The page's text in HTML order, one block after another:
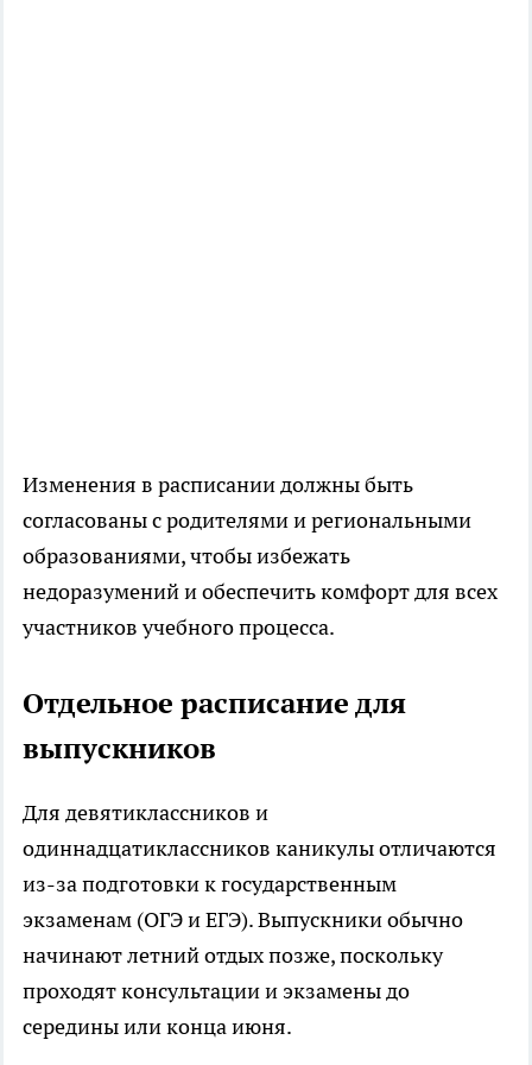
Изменения в расписании должны быть
согласованы с родителями и региональными
образованиями, чтобы избежать
недоразумений и обеспечить комфорт для всех
участников учебного процесса.
Отдельное расписание для
выпускников
Для девятиклассников и
одиннадцатиклассников каникулы отличаются
из-за подготовки к государственным
экзаменам (ОГЭ и ЕГЭ). Выпускники обычно
начинают летний отдых позже, поскольку
проходят консультации и экзамены до
середины или конца июня.